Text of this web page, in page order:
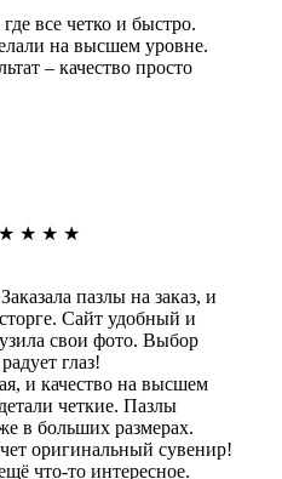
все четко и быстро.
на высшем уровне.
– качество просто
★ ★ ★ ★
пазлы на заказ, и
Сайт удобный и
свои фото. Выбор
глаз!
и качество на высшем
четкие. Пазлы
в больших размерах.
оригинальный сувенир!
что-то интересное.